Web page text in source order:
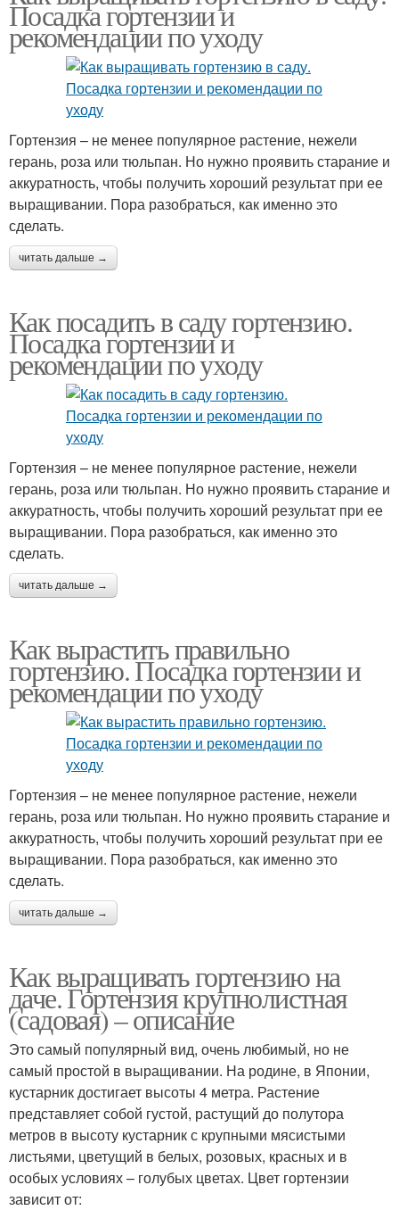
Посадка гортензии и
рекомендации по уходу
Гортензия – не менее популярное растение, нежели
герань, роза или тюльпан. Но нужно проявить старание и
аккуратность, чтобы получить хороший результат при ее
выращивании. Пора разобраться, как именно это
сделать.
читать дальше →
Как посадить в саду гортензию.
Посадка гортензии и
рекомендации по уходу
Гортензия – не менее популярное растение, нежели
герань, роза или тюльпан. Но нужно проявить старание и
аккуратность, чтобы получить хороший результат при ее
выращивании. Пора разобраться, как именно это
сделать.
читать дальше →
Как вырастить правильно
гортензию. Посадка гортензии и
рекомендации по уходу
Гортензия – не менее популярное растение, нежели
герань, роза или тюльпан. Но нужно проявить старание и
аккуратность, чтобы получить хороший результат при ее
выращивании. Пора разобраться, как именно это
сделать.
читать дальше →
Как выращивать гортензию на
даче. Гортензия крупнолистная
(садовая) – описание
Это самый популярный вид, очень любимый, но не
самый простой в выращивании. На родине, в Японии,
кустарник достигает высоты 4 метра. Растение
представляет собой густой, растущий до полутора
метров в высоту кустарник с крупными мясистыми
листьями, цветущий в белых, розовых, красных и в
особых условиях – голубых цветах. Цвет гортензии
зависит от: